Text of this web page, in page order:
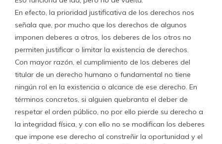
En efecto, la prioridad justificativa de los derechos nos
señala que, por mucho que los derechos de algunos
imponen deberes a otros, los deberes de los otros no
permiten justificar o limitar la existencia de derechos.
Con mayor razón, el cumplimiento de los deberes del
titular de un derecho humano o fundamental no tiene
ningún rol en la existencia o alcance de ese derecho. En
términos concretos, si alguien quebranta el deber de
respetar el orden público, no por ello pierde su derecho a
la integridad física, y con ello no se modifican los deberes
que impone ese derecho al constreñir la oportunidad y el